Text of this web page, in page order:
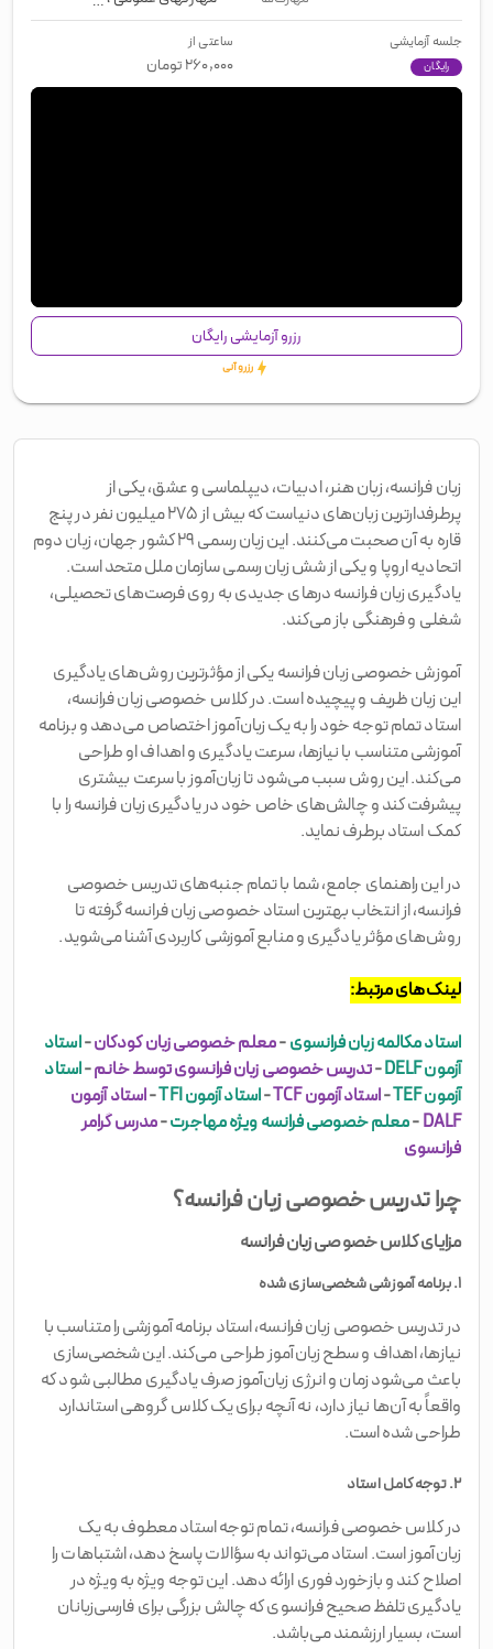
جلسه آزمایشی
رایگان
ساعتی از
۲۶۰,۰۰۰تومان
رزرو آزمایشی رایگان
رزرو آنی
زبان فرانسه، زبان هنر، ادبیات، دیپلماسی و عشق، یکی از
پرطرفدارترین زبان‌های دنیاست که بیش از ۲۷۵ میلیون نفر در پنج
قاره به آن صحبت می‌کنند. این زبان رسمی ۲۹ کشور جهان، زبان دوم
اتحادیه اروپا و یکی از شش زبان رسمی سازمان ملل متحد است.
یادگیری زبان فرانسه درهای جدیدی به روی فرصت‌های تحصیلی،
شغلی و فرهنگی باز می‌کند.
آموزش خصوصی زبان فرانسه یکی از مؤثرترین روش‌های یادگیری
این زبان ظریف و پیچیده است. در کلاس خصوصی زبان فرانسه،
استاد تمام توجه خود را به یک زبان‌آموز اختصاص می‌دهد و برنامه
آموزشی متناسب با نیازها، سرعت یادگیری و اهداف او طراحی
می‌کند. این روش سبب می‌شود تا زبان‌آموز با سرعت بیشتری
پیشرفت کند و چالش‌های خاص خود در یادگیری زبان فرانسه را با
کمک استاد برطرف نماید.
در این راهنمای جامع، شما با تمام جنبه‌های تدریس خصوصی
فرانسه، از انتخاب بهترین استاد خصوصی زبان فرانسه گرفته تا
روش‌های مؤثر یادگیری و منابع آموزشی کاربردی آشنا می‌شوید.
لینک‌های مرتبط:
استاد مکالمه زبان فرانسوی-معلم خصوصی زبان کودکان-استاد
آزمون DELF
-تدریس خصوصی زبان فرانسوی توسط خانم-استاد
آزمون TEF
-استاد آزمون TCF -استاد آزمون TFI -استاد آزمون
DALF
-معلم خصوصی فرانسه ویژه مهاجرت-مدرس گرامر
فرانسوی
چرا تدریس خصوصی زبان فرانسه؟
مزایای کلاس خصوصی زبان فرانسه
۱. برنامه آموزشی شخصی‌سازی شده
در تدریس خصوصی زبان فرانسه، استاد برنامه آموزشی را متناسب با
نیازها، اهداف و سطح زبان‌آموز طراحی می‌کند. این شخصی‌سازی
باعث می‌شود زمان و انرژی زبان‌آموز صرف یادگیری مطالبی شود که
واقعاً به آن‌ها نیاز دارد، نه آنچه برای یک کلاس گروهی استاندارد
طراحی شده است.
۲. توجه کامل استاد
در کلاس خصوصی فرانسه، تمام توجه استاد معطوف به یک
زبان‌آموز است. استاد می‌تواند به سؤالات پاسخ دهد، اشتباهات را
اصلاح کند و بازخورد فوری ارائه دهد. این توجه ویژه به ویژه در
یادگیری تلفظ صحیح فرانسوی که چالش بزرگی برای فارسی‌زبانان
است، بسیار ارزشمند می‌باشد.